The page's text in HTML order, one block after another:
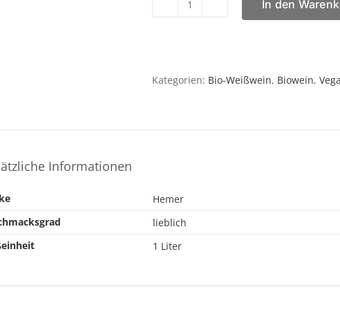
Hemer
In den
Kategorien: Bio-Weißwein, Biowein,
Informationen
Hemer
lieblich
1 Liter